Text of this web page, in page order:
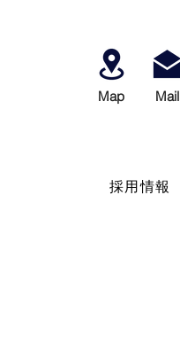
Map ​Mail
採用情報